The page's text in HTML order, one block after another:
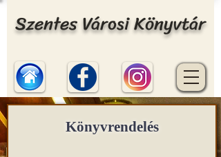
Szentes Városi Könyvtár
Könyvrendelés